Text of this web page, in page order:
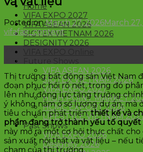
Home
VIFA EXPO 2027
VIFA ASEAN 2026
SIGTEX VIETNAM 2026
DESIGNITY 2026
VIFA ASEAN 2026
SIGTEX VIETNAM 2026
VIFA EXPO 2027
HIGH POINT MARKET
HCMC EXPORT 2026
LIFESTYLE VIETNAM
Past Shows
VIFA EXPO 2026
Designity 2026
Posted onMarch 27, 2026March
vifafair_content
Mar
Thị trường bất động sản Việt Nam
đoạn phục hồi rõ nét, trong đó
lên như động lực tăng trưởng
ý không nằm ở số lượng dự án, mà
tiêu chuẩn phát triển:thiết kế và
phẩm đang trở thành yếu tố quyết
này mở ra một cơ hội thực chất
sản xuất nội thất và vật liệu – nếu
chạm của thị trường.